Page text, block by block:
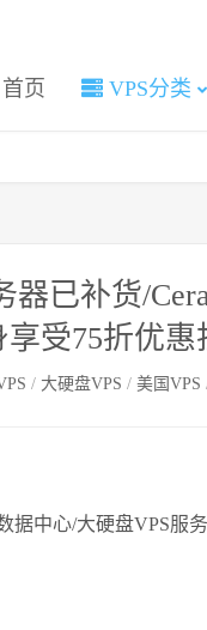
页 VPS分类
器已补货/
享受75折优惠
/ 大硬盘VPS / 美国VPS